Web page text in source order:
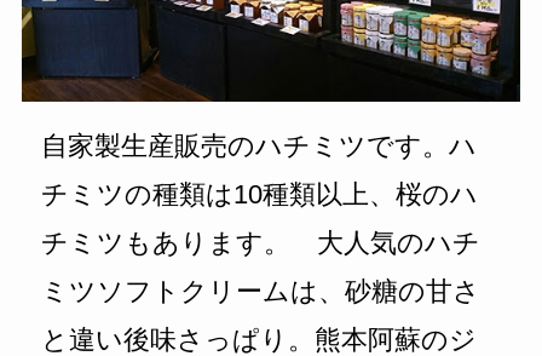
自家製生産販売のハチミツです。ハ
チミツの種類は10種類以上、桜のハ
チミツもあります。 大人気のハチ
ミツソフトクリームは、砂糖の甘さ
と違い後味さっぱり。熊本阿蘇のジ